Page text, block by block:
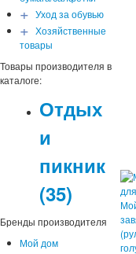
+ Уход за обувью
+ Хозяйственные
товары
Товары производителя в
каталоге:
Отдых
и
пикник
(35)
Бренды производителя
Мой дом